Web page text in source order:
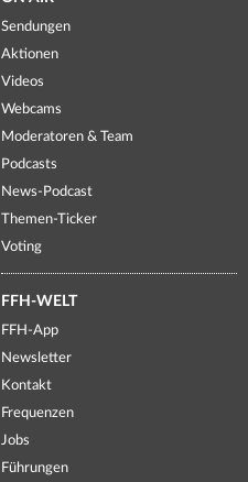
Sendungen
Aktionen
Videos
Webcams
Moderatoren & Team
Podcasts
News-Podcast
Themen-Ticker
Voting
FFH-WELT
FFH-App
Newsletter
Kontakt
Frequenzen
Jobs
Führungen